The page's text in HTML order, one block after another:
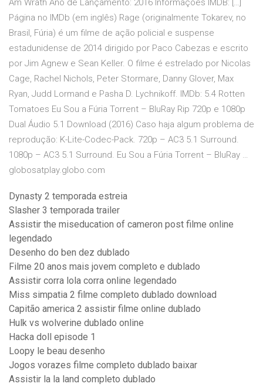
Am Wrath Ano de Lançamento: 2016 Informações IMDB: […]
Página no IMDb (em inglês) Rage (originalmente Tokarev, no
Brasil, Fúria) é um filme de ação policial e suspense
estadunidense de 2014 dirigido por Paco Cabezas e escrito
por Jim Agnew e Sean Keller. O filme é estrelado por Nicolas
Cage, Rachel Nichols, Peter Stormare, Danny Glover, Max
Ryan, Judd Lormand e Pasha D. Lychnikoff. IMDb: 5.4 Rotten
Tomatoes Eu Sou a Fúria Torrent – BluRay Rip 720p e 1080p
Dual Áudio 5.1 Download (2016) Caso haja algum problema de
reprodução: K-Lite-Codec-Pack. 720p – AC3 5.1 Surround.
1080p – AC3 5.1 Surround. Eu Sou a Fúria Torrent – BluRay …
globosatplay.globo.com
Dynasty 2 temporada estreia
Slasher 3 temporada trailer
Assistir the miseducation of cameron post filme online
legendado
Desenho do ben dez dublado
Filme 20 anos mais jovem completo e dublado
Assistir corra lola corra online legendado
Miss simpatia 2 filme completo dublado download
Capitão america 2 assistir filme online dublado
Hulk vs wolverine dublado online
Hacka doll episode 1
Loopy le beau desenho
Jogos vorazes filme completo dublado baixar
Assistir la la land completo dublado